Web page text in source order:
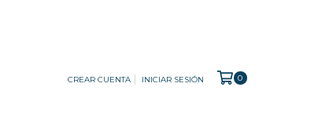
CREAR CUENTA INICIAR SESIÓN 0